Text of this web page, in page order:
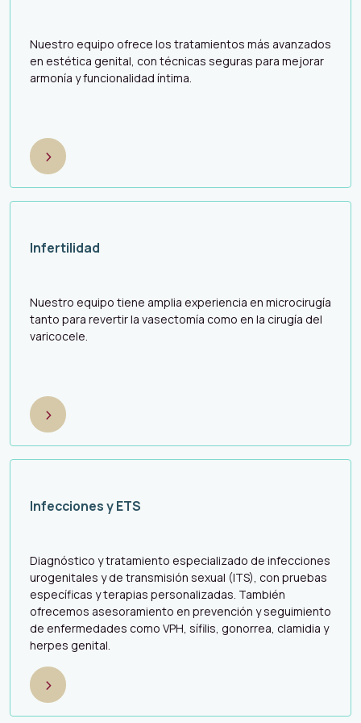
Nuestro equipo ofrece los tratamientos más avanzados
en estética genital, con técnicas seguras para mejorar
armonía y funcionalidad íntima.
>
Infertilidad
Nuestro equipo tiene amplia experiencia en microcirugía
tanto para revertir la vasectomía como en la cirugía del
varicocele.
>
Infecciones y ETS
Diagnóstico y tratamiento especializado de infecciones
urogenitales y de transmisión sexual (ITS), con pruebas
específicas y terapias personalizadas. También
ofrecemos asesoramiento en prevención y seguimiento
de enfermedades como VPH, sífilis, gonorrea, clamidia y
herpes genital.
>